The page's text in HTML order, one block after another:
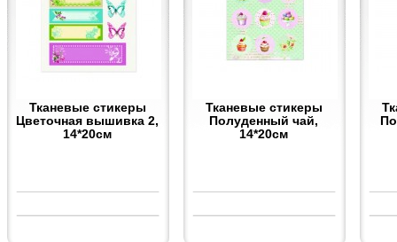
Тканевые стикеры
Цветочная вышивка 2,
14*20см
Тканевые стикеры
Полуденный чай,
14*20см